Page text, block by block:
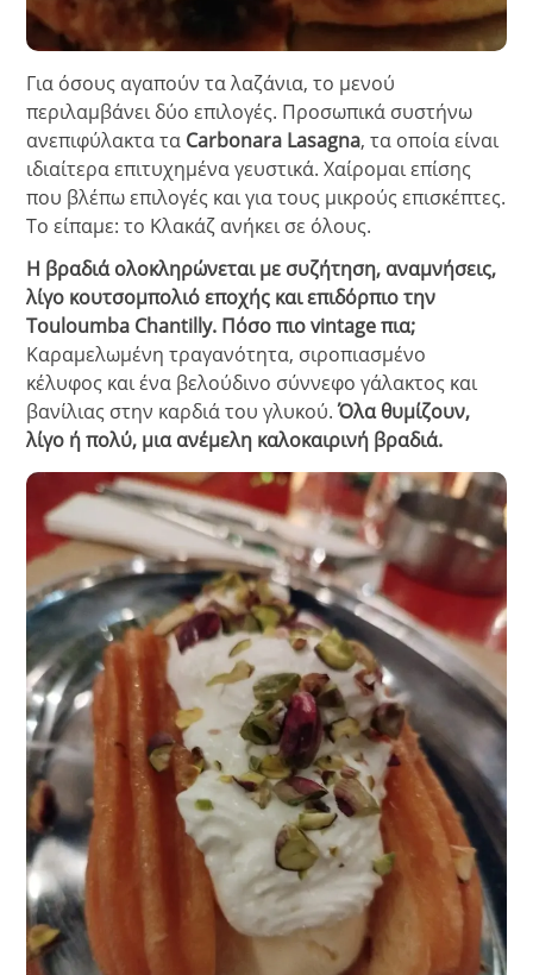
Για όσους αγαπούν τα λαζάνια, το μενού
περιλαμβάνει δύο επιλογές. Προσωπικά συστήνω
ανεπιφύλακτα τα Carbonara Lasagna, τα οποία είναι
ιδιαίτερα επιτυχημένα γευστικά. Χαίρομαι επίσης
που βλέπω επιλογές και για τους μικρούς επισκέπτες.
Το είπαμε: το Κλακάζ ανήκει σε όλους.
Η βραδιά ολοκληρώνεται με συζήτηση, αναμνήσεις,
λίγο κουτσομπολιό εποχής και επιδόρπιο την
Touloumba Chantilly. Πόσο πιο vintage πια;
Καραμελωμένη τραγανότητα, σιροπιασμένο
κέλυφος και ένα βελούδινο σύννεφο γάλακτος και
βανίλιας στην καρδιά του γλυκού.Όλα θυμίζουν,
λίγο ή πολύ, μια ανέμελη καλοκαιρινή βραδιά.